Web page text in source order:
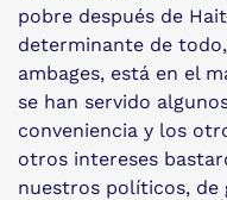
pobre después de
determinante de
ambages, está en el
se han servido
conveniencia y los
otros intereses
nuestros políticos, de